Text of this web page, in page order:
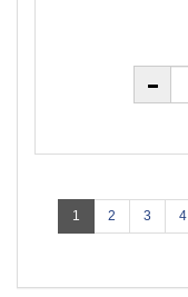
1 2 3 4